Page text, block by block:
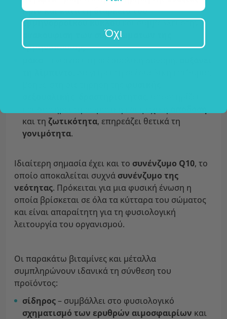
πριν και κατά τη διάρκεια του
εμμηνορροϊκού κύκλουκαι συμβάλλει στην
ανακούφιση των συμπτωμάτων της
εμμηνόπαυσης,
και τη ζωτικότητα, επηρεάζει θετικά τη
γονιμότητα.
Ιδιαίτερη σημασία έχει και το συνένζυμο Q10, το
οποίο αποκαλείται συχνά συνένζυμο της
νεότητας. Πρόκειται για μια φυσική ένωση η
οποία βρίσκεται σε όλα τα κύτταρα του σώματος
και είναι απαραίτητη για τη φυσιολογική
λειτουργία του οργανισμού.
Οι παρακάτω βιταμίνες και μέταλλα
συμπληρώνουν ιδανικά τη σύνθεση του
προϊόντος:
σίδηρος– συμβάλλει στο φυσιολογικό
σχηματισμό των ερυθρών αιμοσφαιρίων και
Όχι